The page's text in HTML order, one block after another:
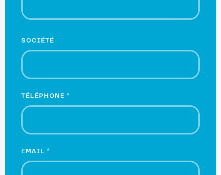
SOCIÉTÉ
TÉLÉPHONE *
EMAIL *